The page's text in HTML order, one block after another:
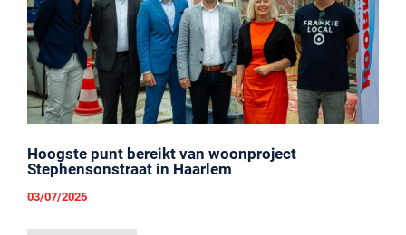
Hoogste punt bereikt van woonproject
Stephensonstraat in Haarlem
03/07/2026